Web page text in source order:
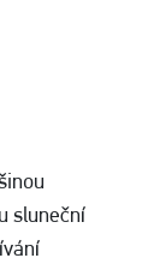
sluneční